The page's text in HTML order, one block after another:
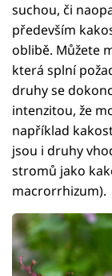
suchou, či
především
oblibě. Můžete
která splní
druhy se
intenzitou, že
například
jsou i druhy
stromů jako
macrorrhizum).